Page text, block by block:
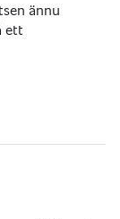
ännu
ett